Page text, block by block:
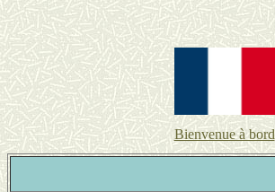
Bienvenue à bord